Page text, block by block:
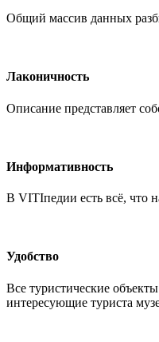
Общий массив данных
Лаконичность
Описание представляет
Информативность
В VITIпедии есть всё, что
Удобство
Все туристические
интересующие туриста